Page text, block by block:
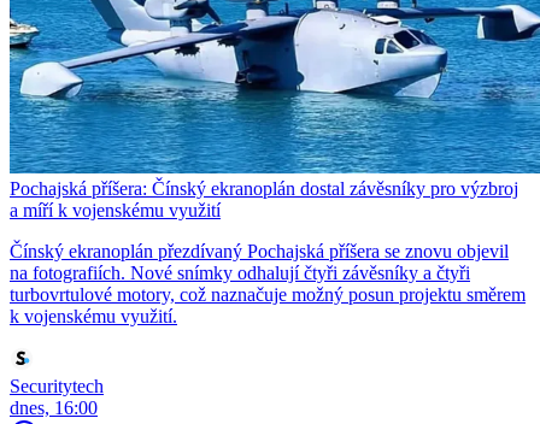
Pochajská příšera: Čínský ekranoplán dostal závěsníky pro výzbroj
a míří k vojenskému využití
Čínský ekranoplán přezdívaný Pochajská příšera se znovu objevil
na fotografiích. Nové snímky odhalují čtyři závěsníky a čtyři
turbovrtulové motory, což naznačuje možný posun projektu směrem
k vojenskému využití.
Securitytech
dnes, 16:00